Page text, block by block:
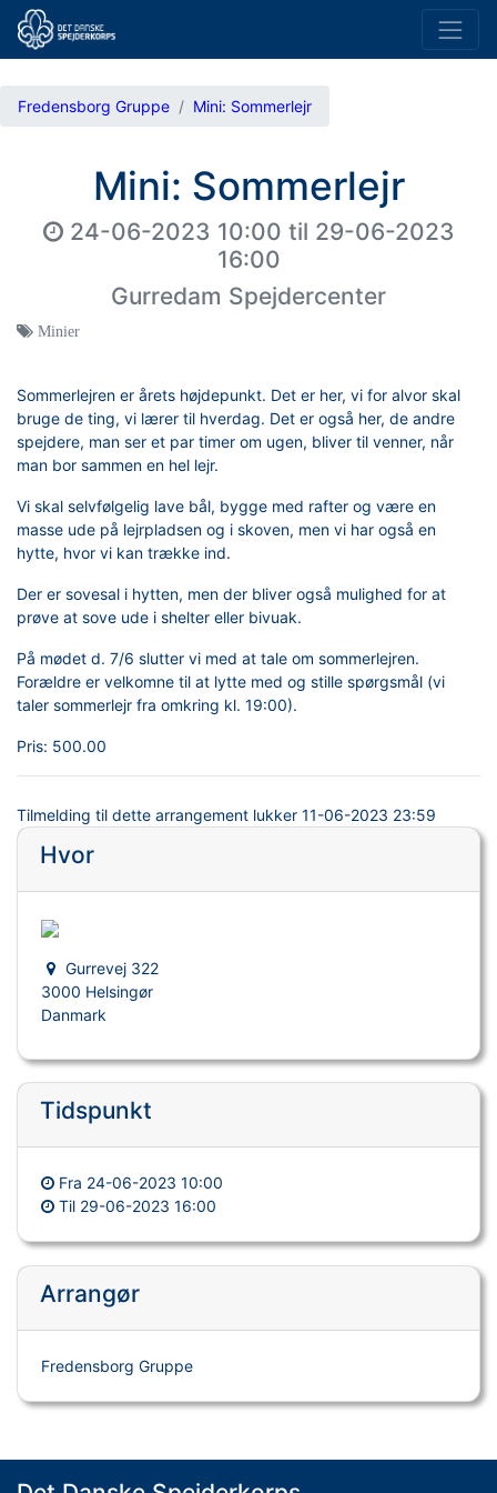
Fredensborg Gruppe Mini: Sommerlejr
Mini: Sommerlejr
24-06-2023 10:00 til 29-06-2023
16:00
Gurredam Spejdercenter
Minier
Sommerlejren er årets højdepunkt. Det er her, vi for alvor skal
bruge de ting, vi lærer til hverdag. Det er også her, de andre
spejdere, man ser et par timer om ugen, bliver til venner, når
man bor sammen en hel lejr.
Vi skal selvfølgelig lave bål, bygge med rafter og være en
masse ude på lejrpladsen og i skoven, men vi har også en
hytte, hvor vi kan trække ind.
Der er sovesal i hytten, men der bliver også mulighed for at
prøve at sove ude i shelter eller bivuak.
På mødet d. 7/6 slutter vi med at tale om sommerlejren.
Forældre er velkomne til at lytte med og stille spørgsmål (vi
taler sommerlejr fra omkring kl. 19:00).
Pris: 500.00
Tilmelding til dette arrangement lukker 11-06-2023 23:59
Hvor
Gurrevej 322
3000 Helsingør
Danmark
Tidspunkt
Fra 24-06-2023 10:00
Til 29-06-2023 16:00
Arrangør
Fredensborg Gruppe